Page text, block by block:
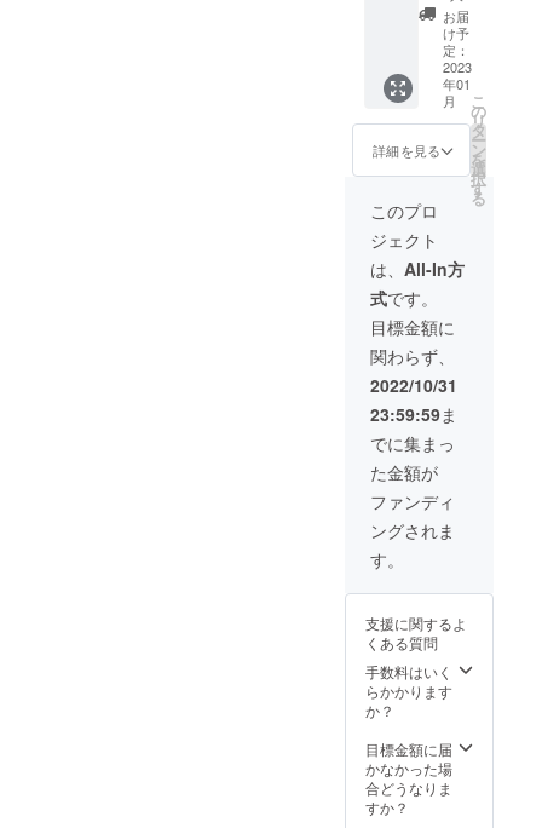
ホーム
ページ
に1年間
（2023
年1月1
日〜12
月31
日）お
名前掲
す。 お
名前は
文字で
お願い
しま
す。 掲
載する
お名前
を備考
欄に記
入くだ
さい。
広告を1
年間
（2023
年1月1
日〜12
月31
キッチ
置し、
パンの
購入者
に配布
置、配
布する
チラシ
お届
け予
定：
2023
年01
月
詳細を見る
こ
の
リ
タ
ー
ン
を
選
択
す
る
このプロ
ジェクト
は、 All-In方
式です。
目標金額に
関わらず、
2022/10/31
23:59:59ま
でに集まっ
た金額が
ファンディ
ングされま
す。
支援に関するよ
くある質問
手数料はいく
らかかります
か？
目標金額に届
かなかった場
合どうなりま
すか？